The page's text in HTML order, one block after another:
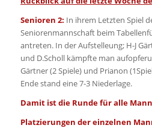
Senioren 2: In ihrem Letzten Spiel
Seniorenmannschaft beim
antreten. In der Aufstelleung; H-J
und D.Scholl kämpfte man
Gärtner (2 Spiele) und Prianon
Ende stand eine 7-3 Niederlage.
Damit ist die Runde für alle
Platzierungen der einzelnen